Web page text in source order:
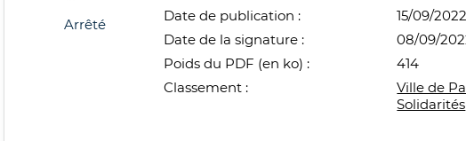
Arrêté
Date de publication :
15/09/2022
Date de la signature :
08/09/
Poids du PDF (en ko) :
414
Classement :
Ville de
Solidarités